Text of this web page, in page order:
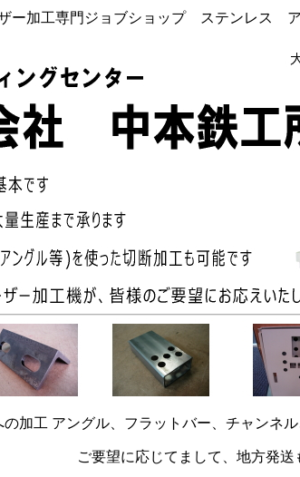
ー加工専門ジョブショップ ステンレ
の加工 アングル、フラットバー、チャンネ
ご要望に応じてまして、地方発送